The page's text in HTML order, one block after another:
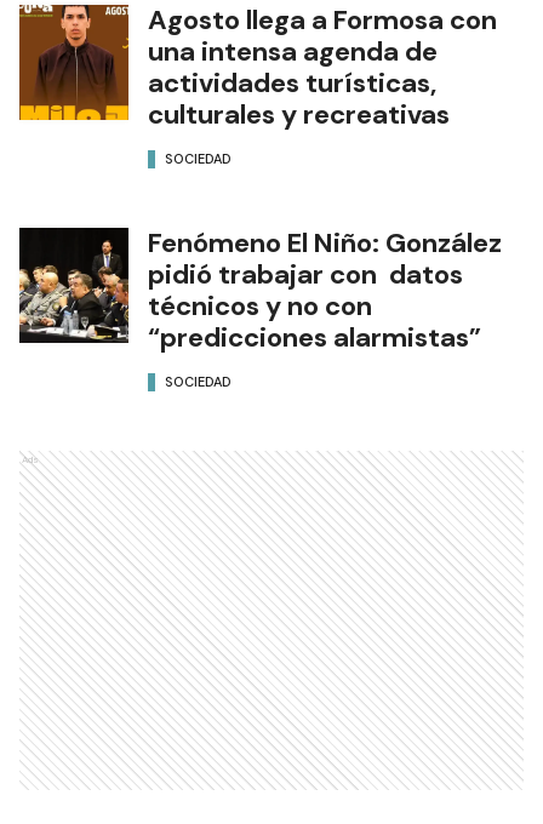
Agosto llega a Formosa con
una intensa agenda de
actividades turísticas,
culturales y recreativas
SOCIEDAD
Fenómeno El Niño: González
pidió trabajar con datos
técnicos y no con
“predicciones alarmistas”
SOCIEDAD
Ads